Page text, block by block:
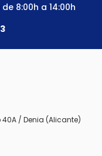
8:00h a 14:00h
/ Denia (Alicante)